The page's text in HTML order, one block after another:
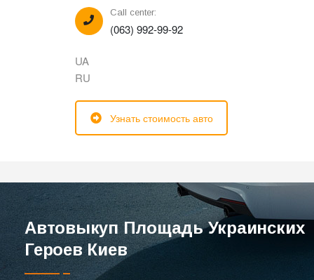
Call center:
(063) 992-99-92
UA
RU
Узнать стоимость авто
Автовыкуп Площадь Украинских
Героев Киев